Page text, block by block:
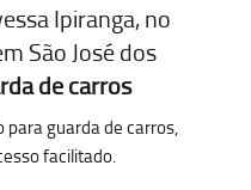
Ipiranga, no
São José dos
de carros
guarda de carros,
facilitado.